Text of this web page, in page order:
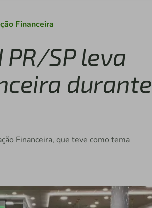
Financeira
SP leva
durante
Financeira, que teve como tema